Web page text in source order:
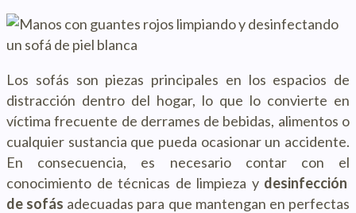
Los sofás son piezas principales en los espacios de
distracción dentro del hogar, lo que lo convierte en
víctima frecuente de derrames de bebidas, alimentos o
cualquier sustancia que pueda ocasionar un accidente.
En consecuencia, es necesario contar con el
conocimiento de técnicas de limpieza y desinfección
de sofás adecuadas para que mantengan en perfectas